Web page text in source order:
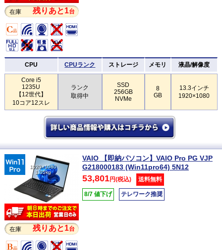
在庫 残りあと1台
CPU CPUランク ストレージ メモリ 液晶/解像度
Core i5
1235U
【12世代】
10コア12スレ
ランク
取得中
SSD
256GB
NVMe
8
GB
13.3インチ
1920×1080
1920×1080
1.05kg
在庫 残りあと1台
VAIO 【即納パソコン】VAIO Pro PG VJP
G218000183 (Win11pro64) 5N12
53,801円(税込) 送料無料
8/7 値下げ テレワーク推奨